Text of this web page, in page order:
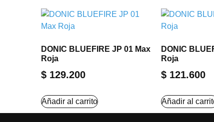
DONIC BLUEFIRE JP 01 Max
Roja
$ 129.200
Añadir al carrito
DONIC
Roja
$ 121.600
Añadir al